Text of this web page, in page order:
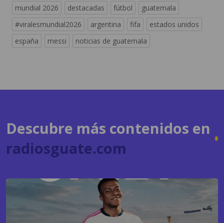
españa
messi noticias de guatemala
radiosguate.com